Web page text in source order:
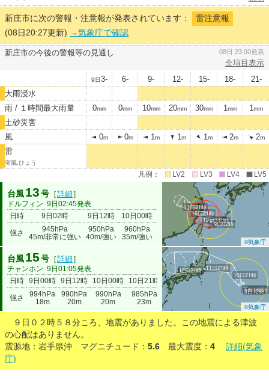
新庄市に次の警報・注意報が発表されています：
雷注意報
(08日20:27更新) →気象庁で確認
新庄市の今後の警報等の見通し 08日 23:00発表
全項目表示
9日3- 6- 9- 12- 15- 18-
21-
大雨浸水
雨 / １時間最大雨量
0mm 0mm 10mm 20mm 30mm 1mm 1mm
土砂災害
風
0m 0m 1m 1m 1m 2m 2m
雷
突風,ひょう
凡例： LV2 LV3 LV4 LV5
台風 13 号 ［詳細 ］
ドルフィン 9日02:45発表
日時
9日02時 9日12時 10日00時 10日21時 11日21時
強さ
945hPa
45m/非常に強い
950hPa
40m/強い
960hPa
35m/強い
985hPa
18m
990hPa
9日02時
9日12時
10日00時
10日21時
11日21時
©気象庁
台風 15 号 ［詳細 ］
チャンホン 9日01:05発表
日時 9日00時 9日12時 10日00時 10日21時 11日21時
12日21時
強さ
994hPa
18m
990hPa
20m
990hPa
20m
985hPa
23m
994hPa
1000hPa
9日00時
9日12時
10日00時
10日21時
11日21時
12日21時
©気象庁
９日０２時５８分ころ、地震がありました。この地震による津波
の心配はありません。
震源地：岩手県沖 マグニチュード： 5.6 最大震度： 4
詳細(気象
庁)